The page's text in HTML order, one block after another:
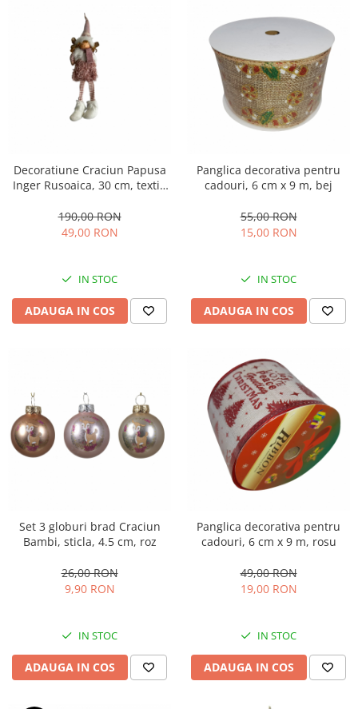
Decoratiune Craciun Papusa
Inger Rusoaica, 30 cm, textil,
190,00 RON
49,00 RON
IN STOC
ADAUGA IN COS
Panglica decorativa pentru
cadouri, 6 cm x 9 m, bej
55,00 RON
15,00 RON
IN STOC
ADAUGA IN COS
Set 3 globuri brad Craciun
Bambi, sticla, 4.5 cm, roz
26,00 RON
9,90 RON
IN STOC
ADAUGA IN COS
Panglica decorativa pentru
cadouri, 6 cm x 9 m, rosu
49,00 RON
19,00 RON
IN STOC
ADAUGA IN COS